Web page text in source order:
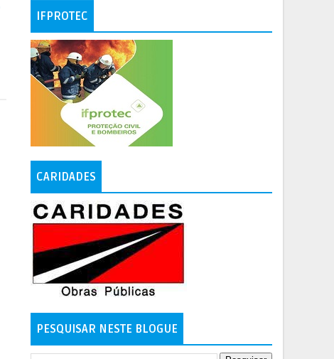
IFPROTEC
CARIDADES
PESQUISAR NESTE BLOGUE